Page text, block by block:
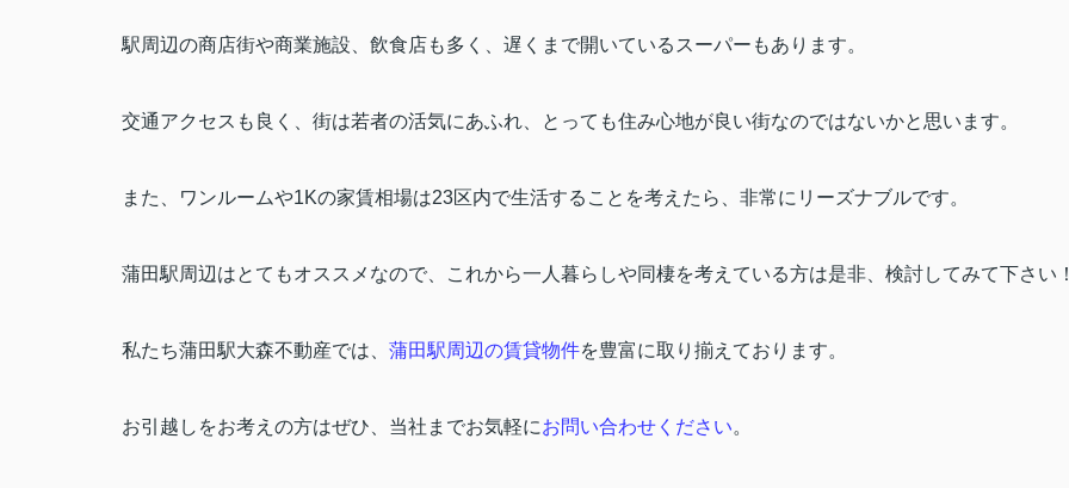
駅周辺の商店街や商業施設、飲食店も多く、遅くまで開いているスーパーもあります。
交通アクセスも良く、街は若者の活気にあふれ、とっても住み心地が良い街なのではないかと思います。
また、ワンルームや1Kの家賃相場は23区内で生活することを考えたら、非常にリーズナブルです。
蒲田駅周辺はとてもオススメなので、これから一人暮らしや同棲を考えている方は是非、検討してみて下さい
私たち蒲田駅大森不動産では、 蒲田駅周辺の賃貸物件を豊富に取り揃えております。
お引越しをお考えの方はぜひ、当社までお気軽にお問い合わせください。